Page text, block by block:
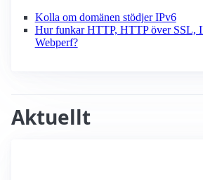
Kolla om domänen stödjer IPv6
Hur funkar HTTP, HTTP över SSL,
Webperf?
Aktuellt